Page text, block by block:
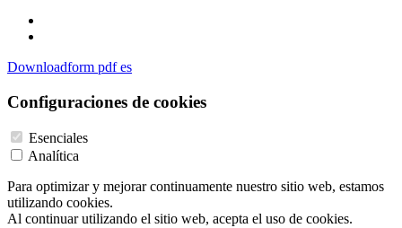
Downloadform pdf es
Configuraciones de cookies
Esenciales
Analítica
Para optimizar y mejorar continuamente nuestro sitio web, estamos
utilizando cookies.
Al continuar utilizando el sitio web, acepta el uso de cookies.